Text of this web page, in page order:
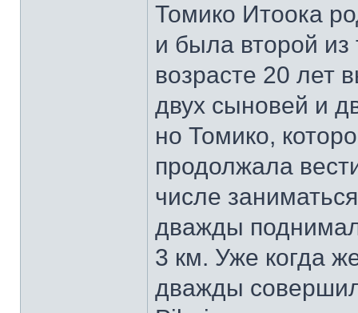
Томико Итоока
и была второй
возрасте 20 лет
двух сыновей и
но Томико,
продолжала
числе
дважды
3 км. Уже когда
дважды